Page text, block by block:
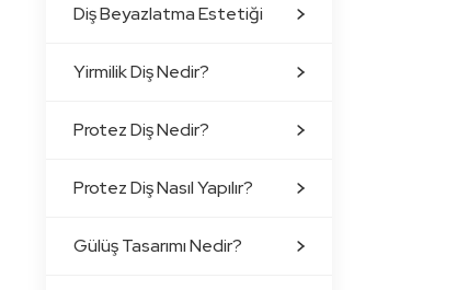
Diş Beyazlatma Estetiği
Yirmilik Diş Nedir?
Protez Diş Nedir?
Protez Diş Nasıl Yapılır?
Gülüş Tasarımı Nedir?